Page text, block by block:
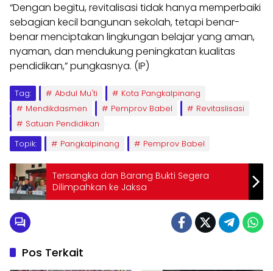
“Dengan begitu, revitalisasi tidak hanya memperbaiki
sebagian kecil bangunan sekolah, tetapi benar-
benar menciptakan lingkungan belajar yang aman,
nyaman, dan mendukung peningkatan kualitas
pendidikan,” pungkasnya. (IP)
Tag: Abdul Mu'ti
Kota Pangkalpinang
Mendikdasmen
Pemprov Babel
Revitaslisasi
Satuan Pendidikan
Topik:
Pangkalpinang Pemprov Babel
Tersangka dan Barang Bukti Segera
Dilimpahkan ke Jaksa
Pos Terkait